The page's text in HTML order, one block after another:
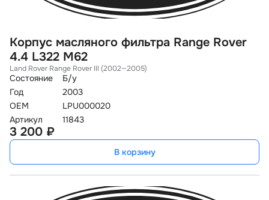
Корпус масляного фильтра Range Rover
4.4 L322 M62
Land Rover Range Rover III (2002—2005)
Состояние
Б/у
Год
2003
OEM
LPU000020
Артикул
11843
3 200 ₽
В корзину